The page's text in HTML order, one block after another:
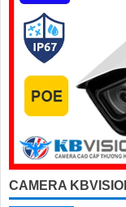
CAMERA